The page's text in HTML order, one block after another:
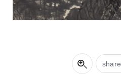
share